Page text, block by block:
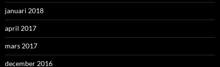
januari 2018
april 2017
mars 2017
december 2016